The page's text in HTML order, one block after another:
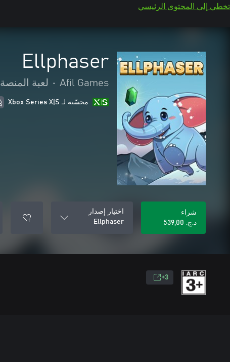
تخطي إلى المحتوى الرئيسي
Ellphaser
Afil Games
• لعبة المنصة
محسّنة لـ Xbox Series X|S
شراء
د.ج.‏ 539,00
اختيار إصدار
Ellphaser
3+